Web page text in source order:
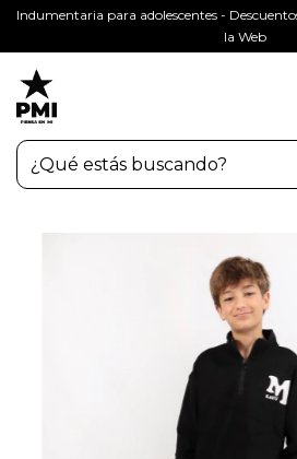
Indumentaria para adolescentes -
la Web